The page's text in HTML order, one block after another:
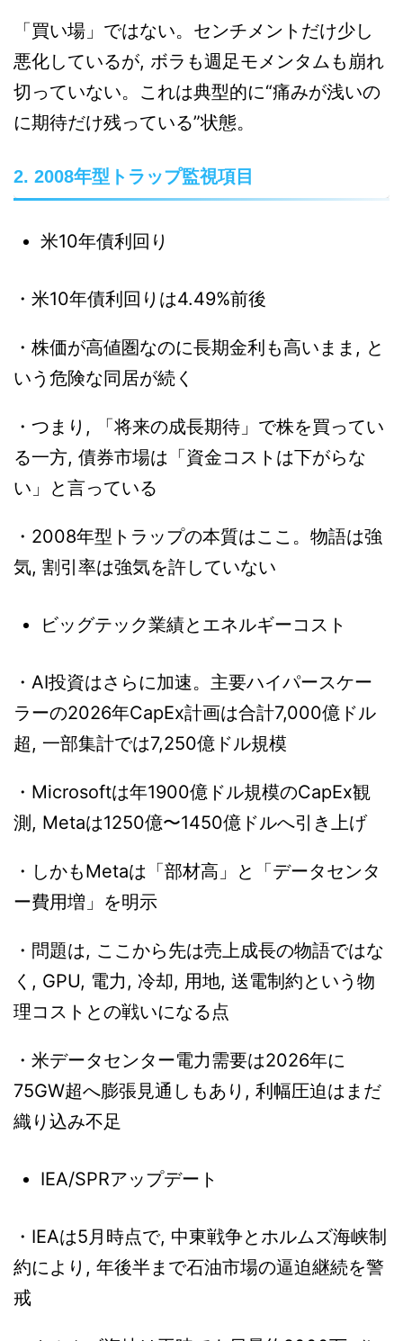
「買い場」ではない。センチメントだけ少し
悪化しているが, ボラも週足モメンタムも崩れ
切っていない。これは典型的に“痛みが浅いの
に期待だけ残っている”状態。
2. 2008年型トラップ監視項目
米10年債利回り
・米10年債利回りは4.49%前後
・株価が高値圏なのに長期金利も高いまま, と
いう危険な同居が続く
・つまり, 「将来の成長期待」で株を買ってい
る一方, 債券市場は「資金コストは下がらな
い」と言っている
・2008年型トラップの本質はここ。物語は強
気, 割引率は強気を許していない
ビッグテック業績とエネルギーコスト
・AI投資はさらに加速。主要ハイパースケー
ラーの2026年CapEx計画は合計7,000億ドル
超, 一部集計では7,250億ドル規模
・Microsoftは年1900億ドル規模のCapEx観
測, Metaは1250億〜1450億ドルへ引き上げ
・しかもMetaは「部材高」と「データセンタ
ー費用増」を明示
・問題は, ここから先は売上成長の物語ではな
く, GPU, 電力, 冷却, 用地, 送電制約という物
理コストとの戦いになる点
・米データセンター電力需要は2026年に
75GW超へ膨張見通しもあり, 利幅圧迫はまだ
織り込み不足
IEA/SPRアップデート
・IEAは5月時点で, 中東戦争とホルムズ海峡制
約により, 年後半まで石油市場の逼迫継続を警
戒